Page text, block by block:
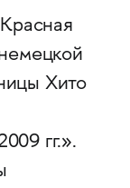
Хито
гг.».